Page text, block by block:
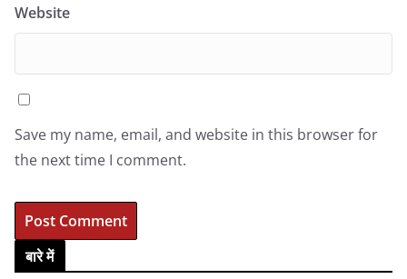
Website
Save my name, email, and website in this browser for
the next time I comment.
बारे में